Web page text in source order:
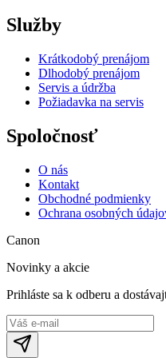
Služby
Krátkodobý prenájom
Dlhodobý prenájom
Servis a údržba
Požiadavka na servis
Spoločnosť
O nás
Kontakt
Obchodné podmienky
Ochrana osobných
Canon
Novinky a akcie
Prihláste sa k odberu a